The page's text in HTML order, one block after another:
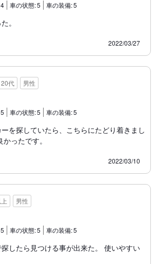
4 車の状態:5 車の装備:5
。
2022/03/27
代 男性
5 車の状態:5 車の装備:5
を探していたら、こちらにたどり着きまし
ったです。
2022/03/10
男性
5 車の状態:5 車の装備:5
したら見つける事が出来た。 使いやすい